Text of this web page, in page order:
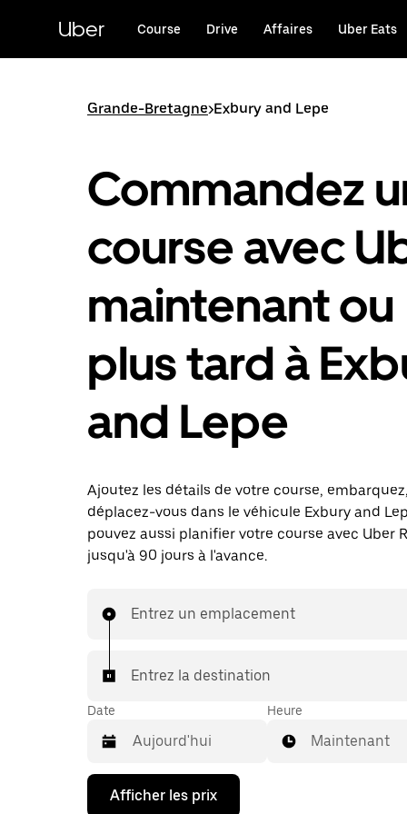
principal
Uber Course Drive Affaires Uber Eats
Grande-Bretagne>Exbury and Lepe
Commandez
course avec
maintenant ou
plus tard à
and Lepe
Ajoutez les détails de votre course,
déplacez-vous dans le véhicule Exbury and
pouvez aussi planifier votre course avec Uber
jusqu'à 90 jours à l'avance.
Entrez un emplacement
Entrez la destination
Date
Appuyez
Heure
Maintenant
Afficher les prix